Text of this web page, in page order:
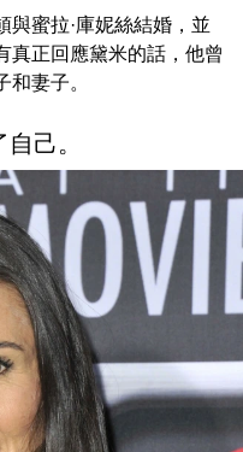
與蜜拉·庫妮絲結婚，並
真正回應黛米的話，他曾
和妻子。
己。